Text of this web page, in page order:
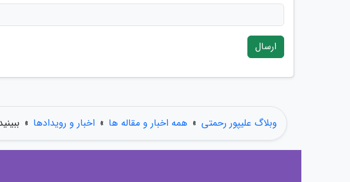
ارسال
وبلاگ علیپور رحمتی » همه اخبار و مقاله ها » اخبار و رویدادها »